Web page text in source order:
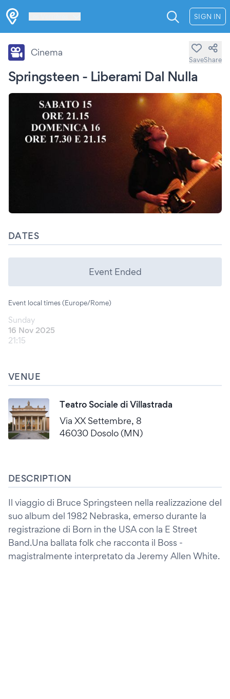
SIGN IN
Springsteen - Liberami Dal Nulla
Cinema
SaveShare
DATES
Event Ended
Event local times (Europe/Rome)
Sunday
16 Nov 2025
21:15
VENUE
Teatro Sociale di Villastrada
Via XX Settembre, 8
46030 Dosolo (MN)
DESCRIPTION
Il viaggio di Bruce Springsteen nella realizzazione del
suo album del 1982 Nebraska, emerso durante la
registrazione di Born in the USA con la E Street
Band.Una ballata folk che racconta il Boss -
magistralmente interpretato da Jeremy Allen White.